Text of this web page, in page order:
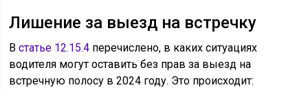
Лишение за выезд на встречку
Встатье 12.15.4 перечислено, в каких ситуациях
водителя могут оставить без прав за выезд на
встречную полосу в 2024 году. Это происходит: